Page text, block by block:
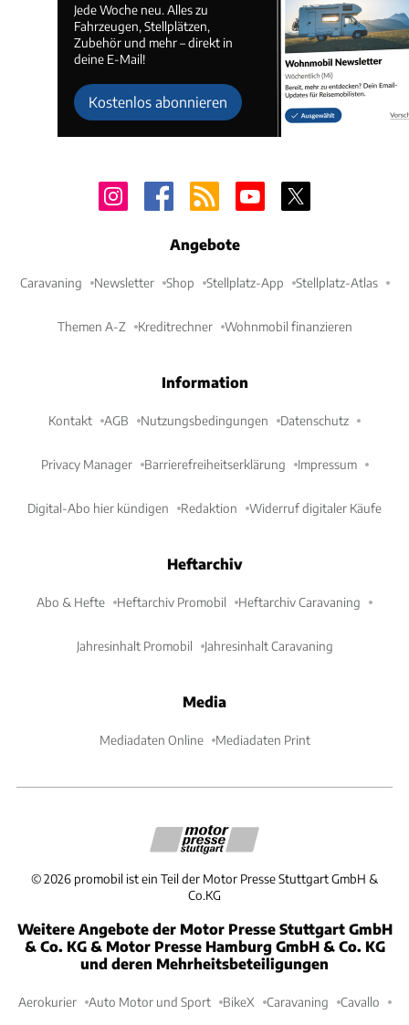
Jede Woche neu. Alles zu
Fahrzeugen, Stellplätzen,
Zubehör und mehr – direkt in
deine E-Mail!
Kostenlos abonnieren
Angebote
Caravaning Newsletter Shop Stellplatz-App Stellplatz-Atlas
Themen A-Z Kreditrechner Wohnmobil finanzieren
Information
Kontakt AGB Nutzungsbedingungen Datenschutz
Privacy Manager Barrierefreiheitserklärung Impressum
Digital-Abo hier kündigen Redaktion Widerruf digitaler Käufe
Heftarchiv
Abo & Hefte Heftarchiv Promobil Heftarchiv Caravaning
Jahresinhalt Promobil Jahresinhalt Caravaning
Media
Mediadaten Online Mediadaten Print
©2026 promobil ist ein Teil der Motor Presse Stuttgart GmbH &
Co.KG
Weitere Angebote der Motor Presse Stuttgart GmbH
& Co. KG & Motor Presse Hamburg GmbH & Co. KG
und deren Mehrheitsbeteiligungen
Aerokurier Auto Motor und Sport BikeX Caravaning Cavallo